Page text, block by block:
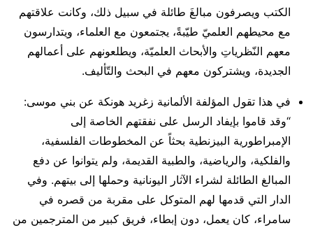
الكتب ويصرفون مبالغَ طائلة في سبيل ذلك، وكانت علاقتهم
مع محيطهم العلميّ طيّبةً، يجتمعون مع العلماء، ويتدارسون
معهم النّظرياتِ والأبحاث العلميّة، ويطلعونهم على أعمالهم
الجديدة، ويشتركون معهم في البحث والتّأليف.
في هذا تقول المؤلفة الألمانية زغريد هونكة عن بني موسى:
“وقد قاموا بإيفاد الرسل على نفقتهم الخاصة إلى
الإمبراطورية البيزنطية بحثاً عن المخطوطات الفلسفية،
والفلكية، والرياضية، والطبية القديمة، ولم يتوانوا عن دفع
المبالغ الطائلة لشراء الآثار اليونانية وحملها إلى بيتهم. وفي
الدار التي قدمها لهم المتوكل على مقربة من قصره في
سامراء، كان يعمل، دون إبطاء، فريق كبير من المترجمين من